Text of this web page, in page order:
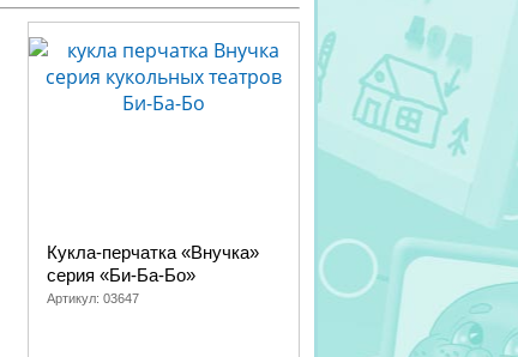
способствуют развитию
Выполнены в соответствии
Кукла-перчатка «Внучка»
серия «Би-Ба-Бо»
Артикул: 03647